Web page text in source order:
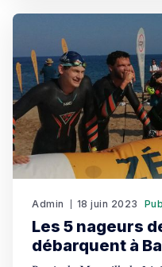
Admin 18 juin 2023
Les 5 nageurs
débarquent à